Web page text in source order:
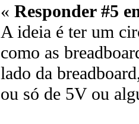
« Responder #5
A ideia é ter um
como as
lado da
ou só de 5V ou